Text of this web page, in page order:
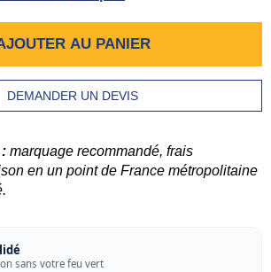
AU PANIER
DEMANDER UN DEVIS
marquage recommandé, frais
en un point de France métropolitaine
sans votre feu vert